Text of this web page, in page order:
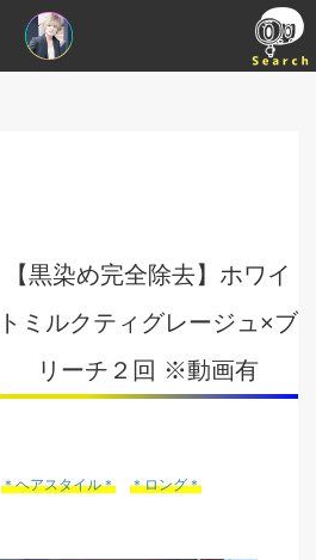
【黒染め完全除去】ホワイ
トミルクティグレージュ×ブ
リーチ２回 ※動画有
＊ヘアスタイル＊ ＊ロング＊